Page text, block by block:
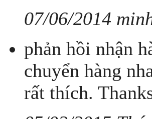
07/06/2014
phản hồi nhận
chuyển hàng
rất thích.